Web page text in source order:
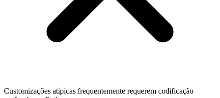
Customizações atípicas frequentemente requerem codificação